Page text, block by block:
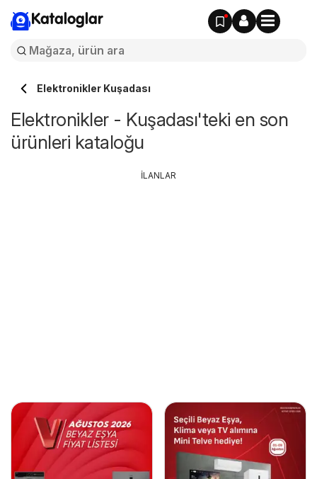
Kataloglar
Elektronikler Kuşadası
Elektronikler - Kuşadası'teki en son
ürünleri kataloğu
İLANLAR